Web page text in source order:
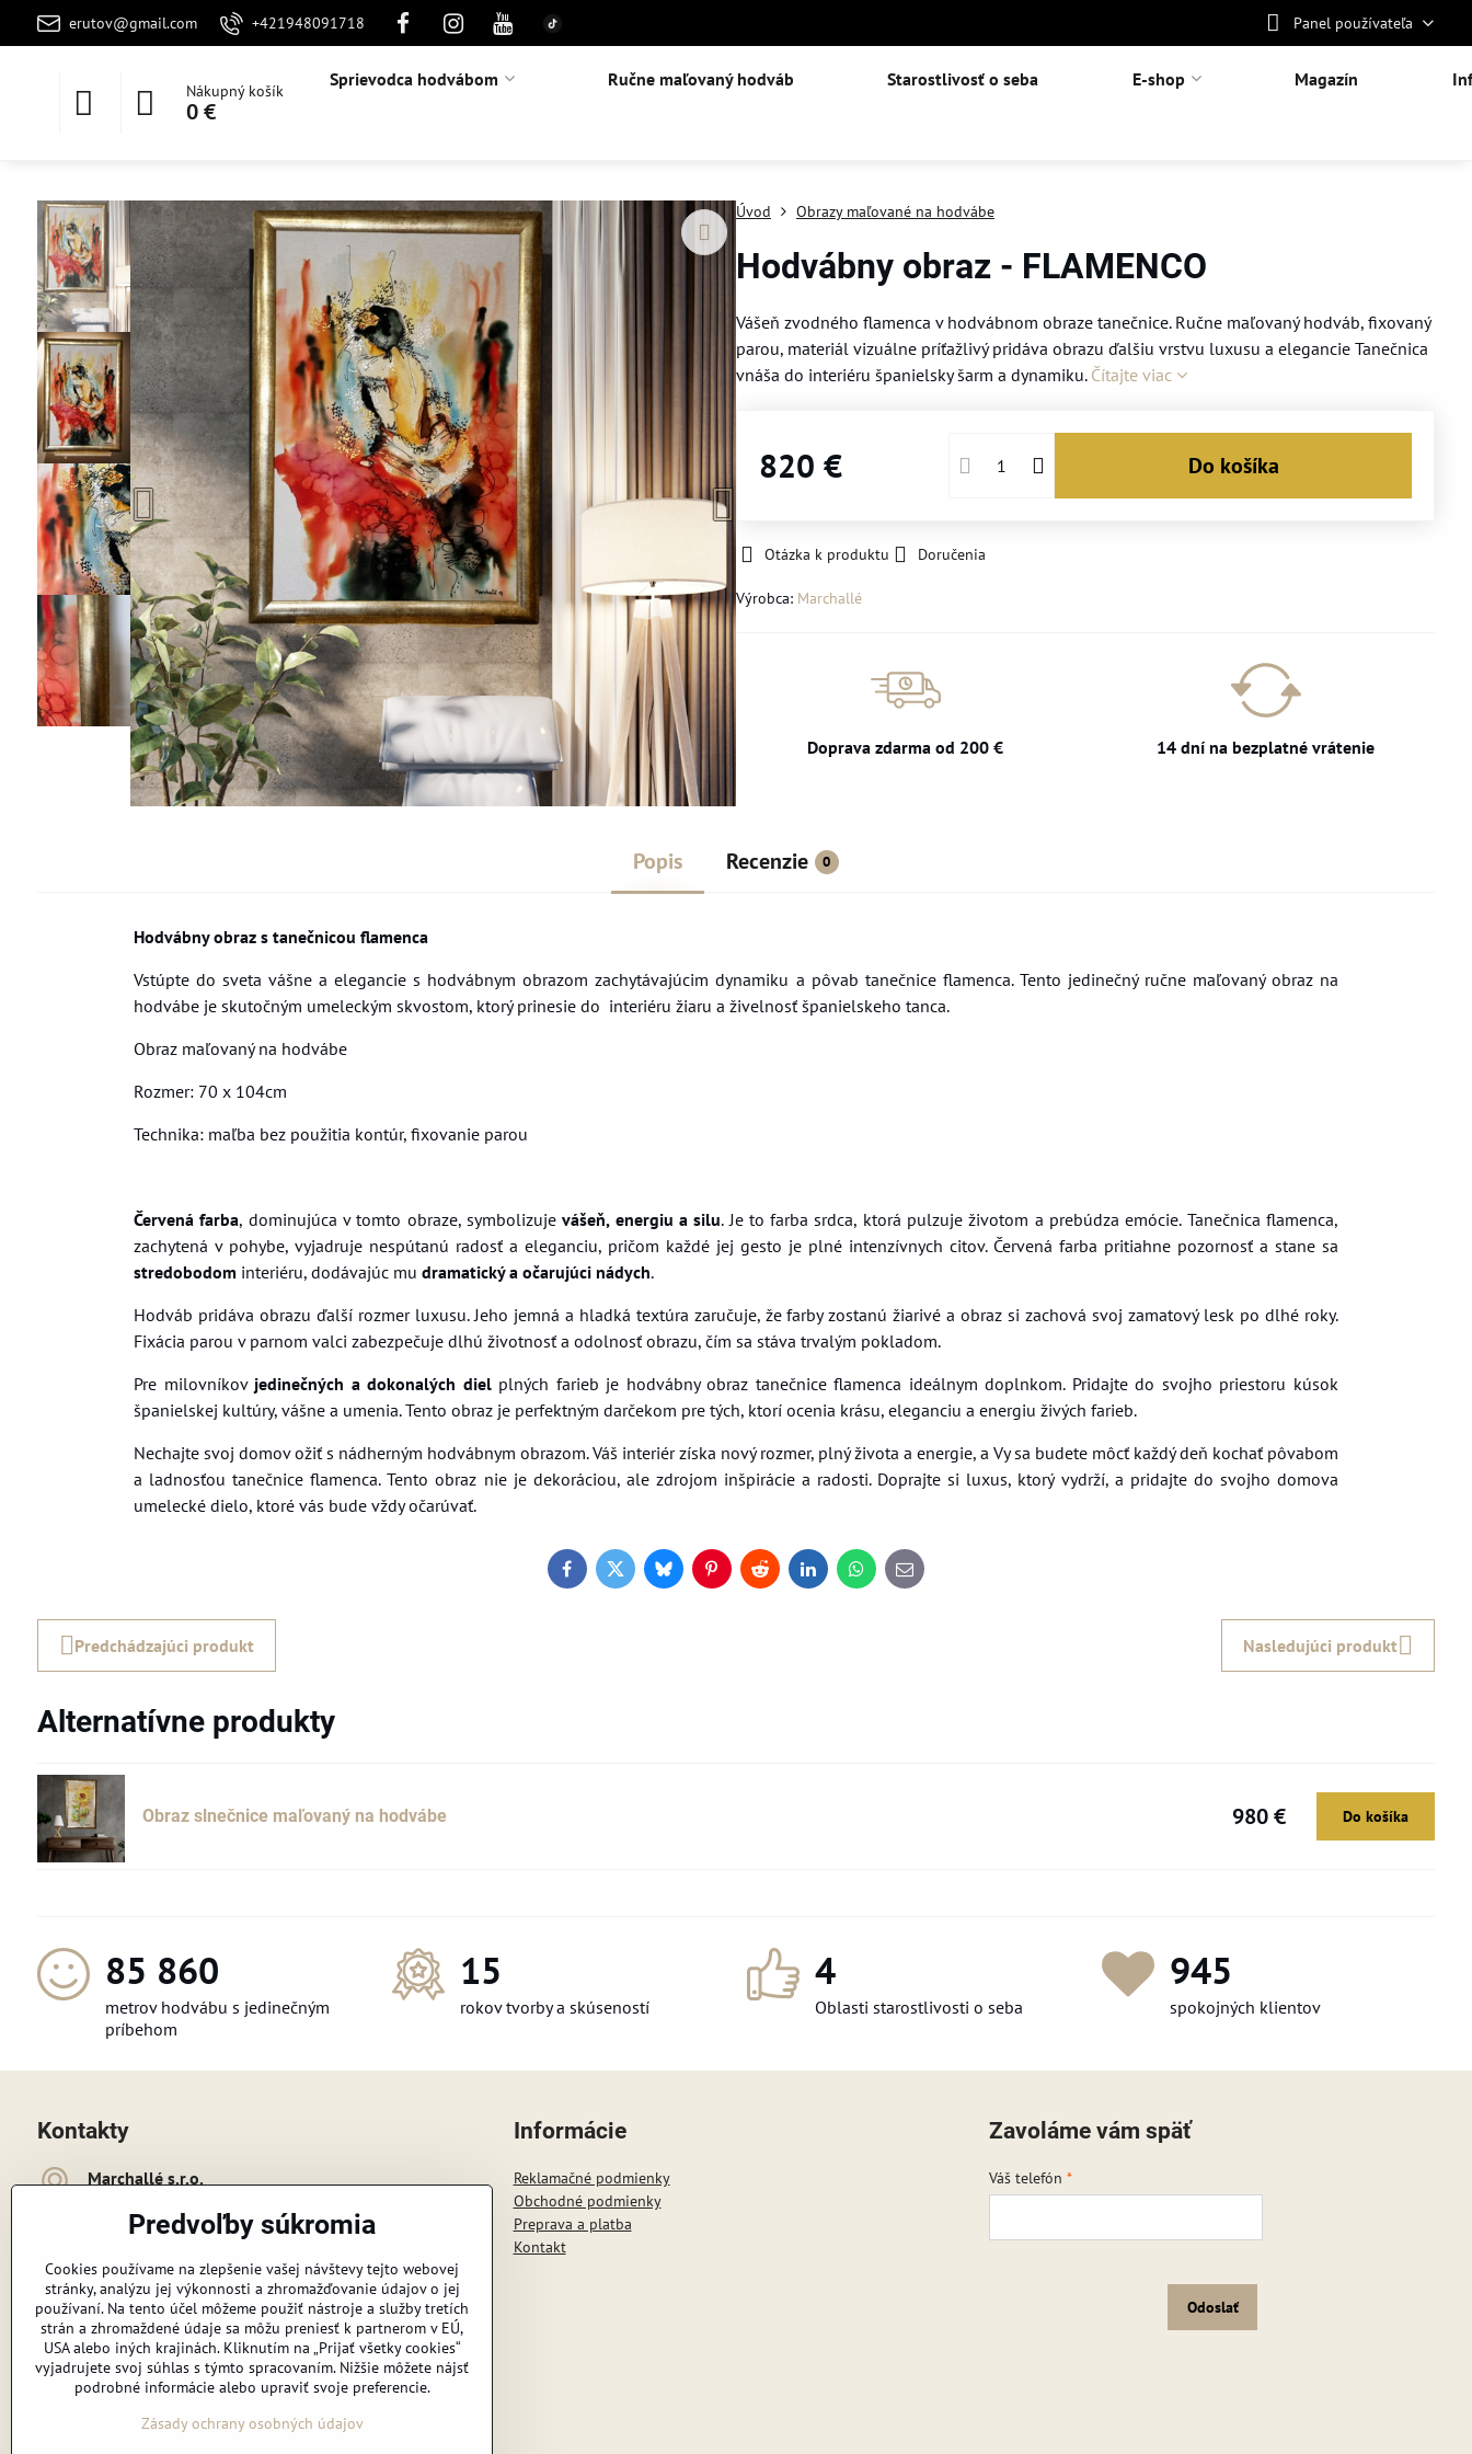
erutov@gmail.com +421948091718 Panel používateľa
Nákupný košík
0 €
Sprievodca hodvábom Ručne maľovaný hodváb Starostlivosť o seba E-shop Magazín
Úvod Obrazy maľované na hodvábe
Hodvábny obraz - FLAMENCO
Vášeň zvodného flamenca v hodvábnom obraze tanečnice. Ručne maľovaný hodváb, fixovaný
parou, materiál vizuálne príťažlivý pridáva obrazu ďalšiu vrstvu luxusu a elegancie Tanečnica
vnáša do interiéru španielsky šarm a dynamiku. Čítajte viac
820 € Do košíka
Otázka k produktu Doručenia
Výrobca: Marchallé
Doprava zdarma od 200 € 14 dní na bezplatné vrátenie
Popis Recenzie 0
Hodvábny obraz s tanečnicou flamenca
Vstúpte do sveta vášne a elegancie s hodvábnym obrazom zachytávajúcim dynamiku a pôvab tanečnice flamenca. Tento jedinečný ručne maľovaný obraz na
hodvábe je skutočným umeleckým skvostom, ktorý prinesie do interiéru žiaru a živelnosť španielskeho tanca.
Obraz maľovaný na hodvábe
Rozmer: 70 x 104cm
Technika: maľba bez použitia kontúr, fixovanie parou
Červená farba, dominujúca v tomto obraze, symbolizujevášeň, energiu a silu. Je to farba srdca, ktorá pulzuje životom a prebúdza emócie. Tanečnica flamenca,
zachytená v pohybe, vyjadruje nespútanú radosť a eleganciu, pričom každé jej gesto je plné intenzívnych citov. Červená farba pritiahne pozornosť a stane sa
stredobodom interiéru, dodávajúc mu dramatický a očarujúci nádych.
Hodváb pridáva obrazu ďalší rozmer luxusu. Jeho jemná a hladká textúra zaručuje, že farby zostanú žiarivé a obraz si zachová svoj zamatový lesk po dlhé roky.
Fixácia parou v parnom valci zabezpečuje dlhú životnosť a odolnosť obrazu, čím sa stáva trvalým pokladom.
Pre milovníkov jedinečných a dokonalých dielplných farieb je hodvábny obraz tanečnice flamenca ideálnym doplnkom. Pridajte do svojho priestoru kúsok
španielskej kultúry, vášne a umenia. Tento obraz je perfektným darčekom pre tých, ktorí ocenia krásu, eleganciu a energiu živých farieb.
Nechajte svoj domov ožiť s nádherným hodvábnym obrazom. Váš interiér získa nový rozmer, plný života a energie, a Vy sa budete môcť každý deň kochať pôvabom
a ladnosťou tanečnice flamenca. Tento obraz nie je dekoráciou, ale zdrojom inšpirácie a radosti. Doprajte si luxus, ktorý vydrží, a pridajte do svojho domova
umelecké dielo, ktoré vás bude vždy očarúvať.
FacebookTwitterBlueskyPinterestRedditLinkedInWhatsApp
E-
mail
Predchádzajúci produkt Nasledujúci produkt
Alternatívne produkty
Obraz slnečnice maľovaný na hodvábe 980 € Do košíka
111 936
metrov hodvábu s jedinečným
príbehom
15
rokov tvorby a skúseností
4
Oblasti starostlivosti o seba
1 232
spokojných klientov
Kontakty
Marchallé s​​.r​​.o​​.
926 01 Sereď
+421 948 091 718
erutov​@gmail​.com
Sledujte nás:
tiktok Instagram Youtube
Informácie
Reklamačné podmienky
Obchodné podmienky
Preprava a platba
Kontakt
Zavoláme vám späť
Váš telefón*
Odoslať
Predvoľby súkromia
Cookies používame na zlepšenie vašej návštevy tejto webovej
stránky, analýzu jej výkonnosti a zhromažďovanie údajov o jej
používaní. Na tento účel môžeme použiť nástroje a služby tretích
strán a zhromaždené údaje sa môžu preniesť k partnerom v EÚ,
USA alebo iných krajinách. Kliknutím na „Prijať všetky cookies“
vyjadrujete svoj súhlas s týmto spracovaním. Nižšie môžete nájsť
podrobné informácie alebo upraviť svoje preferencie.
Zásady ochrany osobných údajov